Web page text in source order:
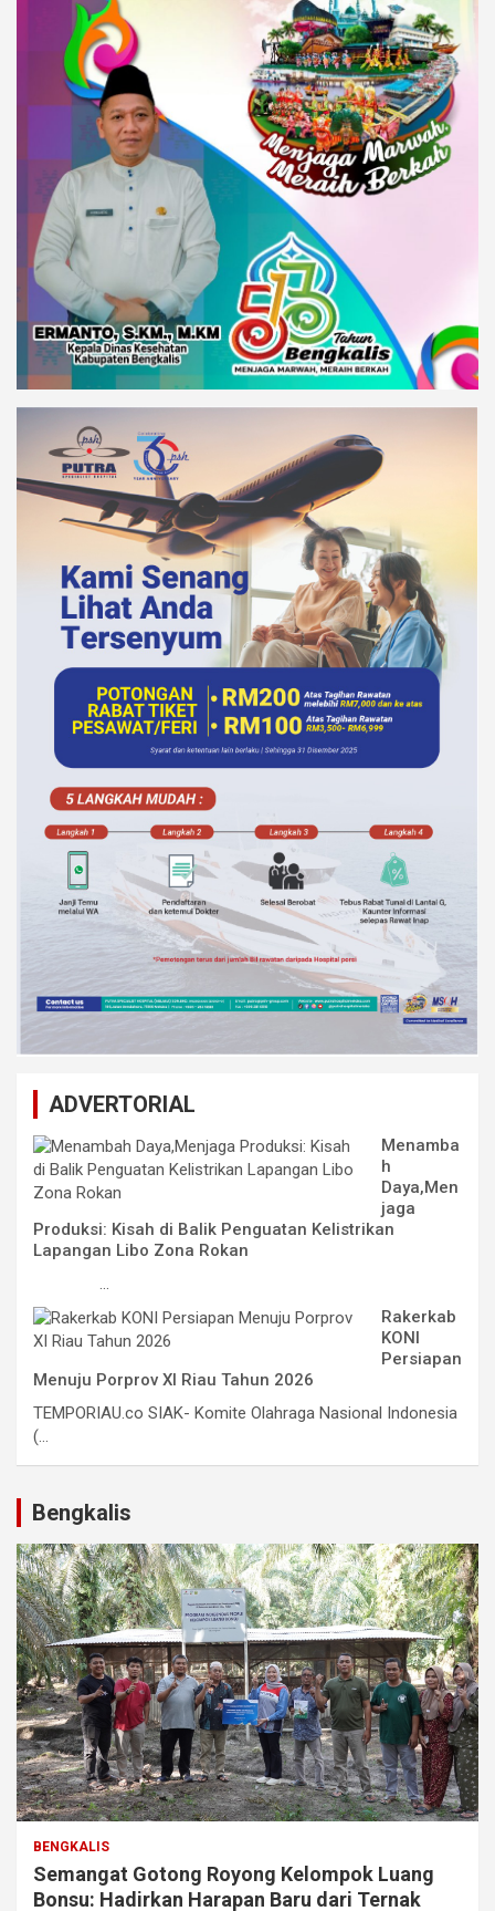
ADVERTORIAL
Menamba
h
Daya,Men
jaga
Produksi: Kisah di Balik Penguatan Kelistrikan
Lapangan Libo Zona Rokan
...
Rakerkab
KONI
Persiapan
Menuju Porprov XI Riau Tahun 2026
TEMPORIAU.co SIAK- Komite Olahraga Nasional Indonesia
(...
Bengkalis
BENGKALIS
Semangat Gotong Royong Kelompok Luang
Bonsu: Hadirkan Harapan Baru dari Ternak